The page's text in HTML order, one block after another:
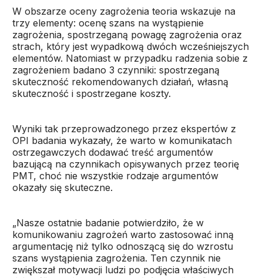
W obszarze oceny zagrożenia teoria wskazuje na
trzy elementy: ocenę szans na wystąpienie
zagrożenia, spostrzeganą powagę zagrożenia oraz
strach, który jest wypadkową dwóch wcześniejszych
elementów. Natomiast w przypadku radzenia sobie z
zagrożeniem badano 3 czynniki: spostrzeganą
skuteczność rekomendowanych działań, własną
skuteczność i spostrzegane koszty.
Wyniki tak przeprowadzonego przez ekspertów z
OPI badania wykazały, że warto w komunikatach
ostrzegawczych dodawać treść argumentów
bazującą na czynnikach opisywanych przez teorię
PMT, choć nie wszystkie rodzaje argumentów
okazały się skuteczne.
„Nasze ostatnie badanie potwierdziło, że w
komunikowaniu zagrożeń warto zastosować inną
argumentację niż tylko odnoszącą się do wzrostu
szans wystąpienia zagrożenia. Ten czynnik nie
zwiększał motywacji ludzi po podjęcia właściwych